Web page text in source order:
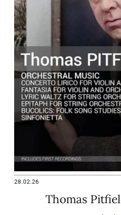
28.02.26
Thomas